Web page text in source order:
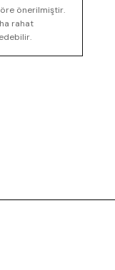
önerilmiştir.
rahat